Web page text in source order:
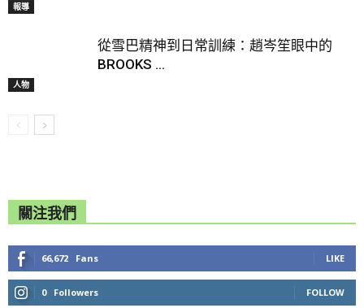
報導
人物
從雪巴精神到日常訓練：趙岑笙眼中的
BROOKS ...
關注我們
66,672 Fans LIKE
0 Followers FOLLOW